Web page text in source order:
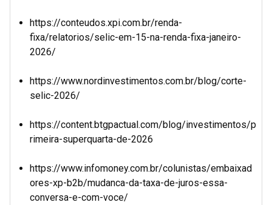
https://conteudos.xpi.com.br/renda-
fixa/relatorios/selic-em-15-na-renda-fixa-janeiro-
2026/
https://www.nordinvestimentos.com.br/blog/corte-
selic-2026/
https://content.btgpactual.com/blog/investimentos/p
rimeira-superquarta-de-2026
https://www.infomoney.com.br/colunistas/embaixad
ores-xp-b2b/mudanca-da-taxa-de-juros-essa-
conversa-e-com-voce/